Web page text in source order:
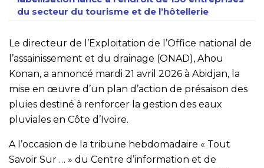
du secteur du tourisme et de l’hôtellerie
Le directeur de l’Exploitation de l’Office national de
l’assainissement et du drainage (ONAD), Ahou
Konan, a annoncé mardi 21 avril 2026 à Abidjan, la
mise en œuvre d’un plan d’action de présaison des
pluies destiné à renforcer la gestion des eaux
pluviales en Côte d’Ivoire.
A l’occasion de la tribune hebdomadaire « Tout
Savoir Sur … » du Centre d’information et de